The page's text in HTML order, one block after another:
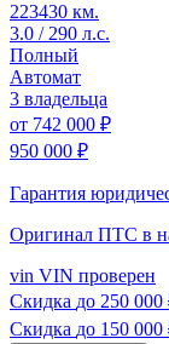
223430 км.
3.0 / 290 л.с.
Полный
Автомат
3 владельца
от 742 000 ₽
950 000 ₽
Гарантия
Оригинал ПТС в
vin VIN проверен
Скидка до 250 000
Скидка до 150 000